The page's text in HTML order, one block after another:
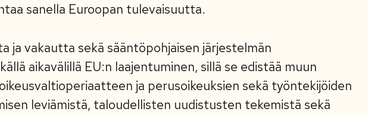
sanella Euroopan tulevaisuutta.
ja vakautta sekä sääntöpohjaisen järjestelmän
aikavälillä EU:n laajentuminen, sillä se edistää muun
ja perusoikeuksien sekä työntekijöiden
leviämistä, taloudellisten uudistusten tekemistä sekä